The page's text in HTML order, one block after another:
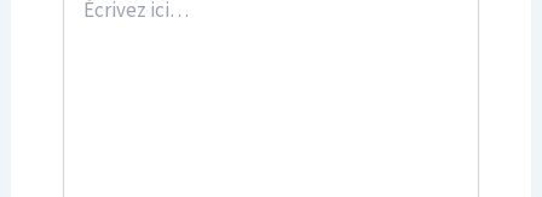
ici…